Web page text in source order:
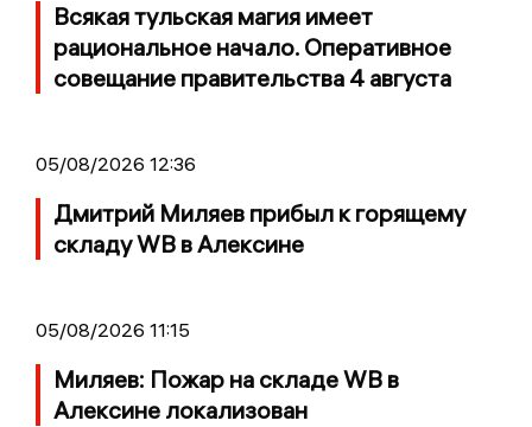
Всякая тульская магия имеет
рациональное начало. Оперативное
совещание правительства 4 августа
05/08/2026 12:36
Дмитрий Миляев прибыл к горящему
складу WB в Алексине
05/08/2026 11:15
Миляев: Пожар на складе WB в
Алексине локализован